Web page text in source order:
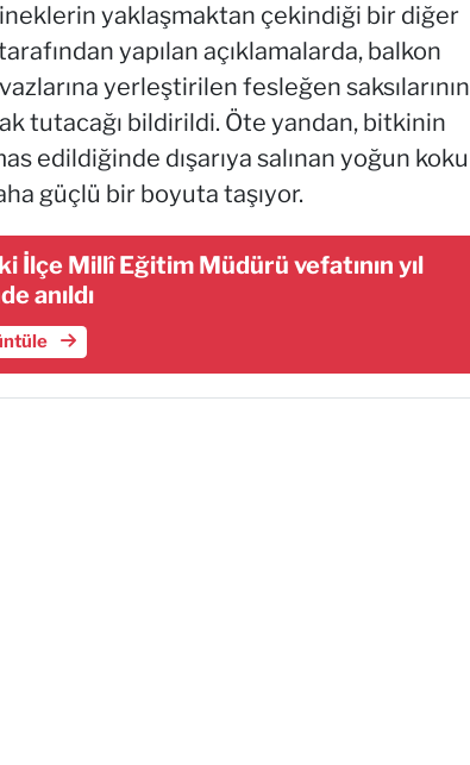
yaklaşmaktan çekindiği bir diğer
yapılan açıklamalarda, balkon
yerleştirilen fesleğen saksılarının
tutacağı bildirildi. Öte yandan, bitkinin
edildiğinde dışarıya salınan yoğun koku
güçlü bir boyuta taşıyor.
İlçe Millî Eğitim Müdürü vefatının yıl
anıldı